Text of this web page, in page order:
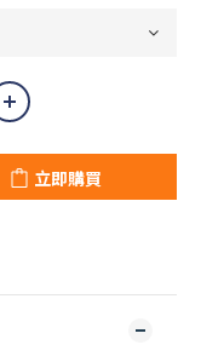
立即購買